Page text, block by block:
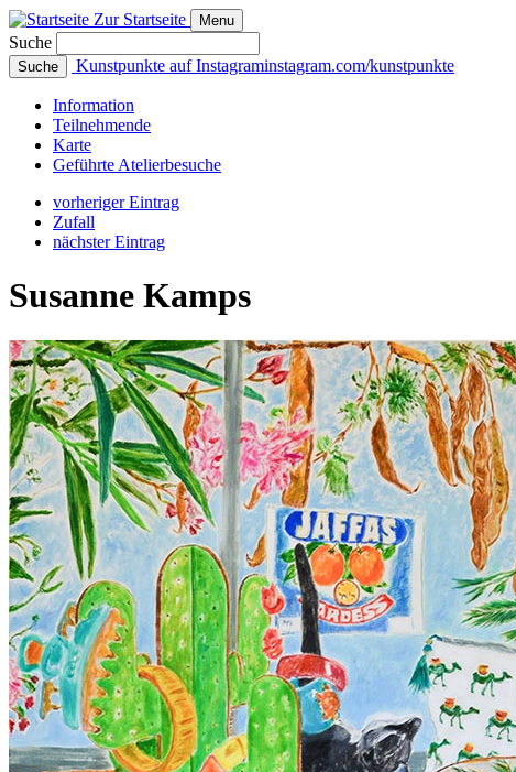
Zur Startseite Menu
Suche
Suche Kunstpunkte auf Instagraminstagram.com/kunstpunkte
Information
Teilnehmende
Karte
Geführte Atelierbesuche
vorheriger Eintrag
Zufall
nächster Eintrag
Susanne Kamps